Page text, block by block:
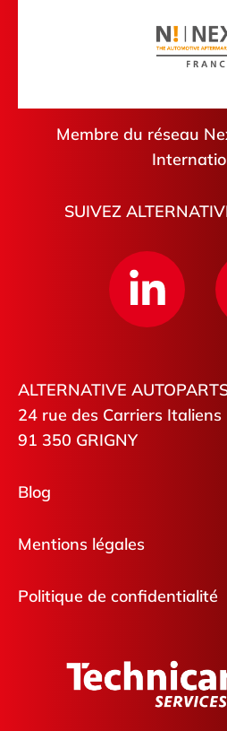
Membre du réseau
SUIVEZ
ALTERNATIVE
24 rue des Carriers Italiens
91 350 GRIGNY
Blog
Mentions légales
Politique de confidentialité